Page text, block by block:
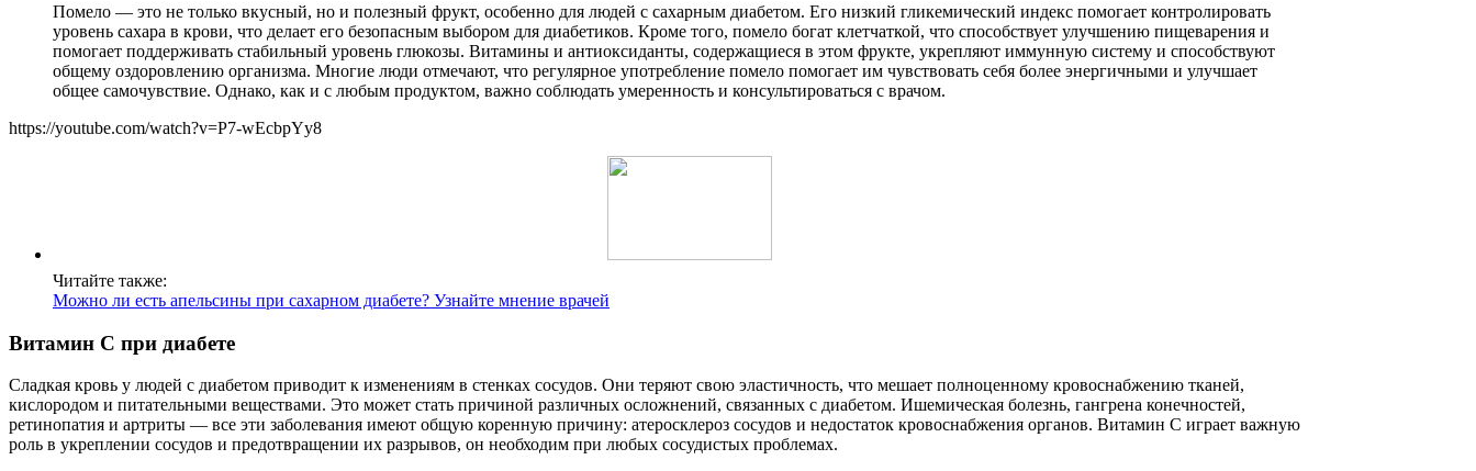
Помело — это не только вкусный, но и полезный фрукт, особенно для людей с сахарным диабетом. Его низкий гликемический индекс помогает контролировать
уровень сахара в крови, что делает его безопасным выбором для диабетиков. Кроме того, помело богат клетчаткой, что способствует улучшению пищеварения и
помогает поддерживать стабильный уровень глюкозы. Витамины и антиоксиданты, содержащиеся в этом фрукте, укрепляют иммунную систему и способствуют
общему оздоровлению организма. Многие люди отмечают, что регулярное употребление помело помогает им чувствовать себя более энергичными и улучшает
общее самочувствие. Однако, как и с любым продуктом, важно соблюдать умеренность и консультироваться с врачом.
https://youtube.com/watch?v=P7-wEcbpYy8
Читайте также:
Можно ли есть апельсины при сахарном диабете? Узнайте мнение врачей
Витамин С при диабете
Сладкая кровь у людей с диабетом приводит к изменениям в стенках сосудов. Они теряют свою эластичность, что мешает полноценному кровоснабжению тканей,
кислородом и питательными веществами. Это может стать причиной различных осложнений, связанных с диабетом. Ишемическая болезнь, гангрена конечностей,
ретинопатия и артриты — все эти заболевания имеют общую коренную причину: атеросклероз сосудов и недостаток кровоснабжения органов. Витамин С играет важную
роль в укреплении сосудов и предотвращении их разрывов, он необходим при любых сосудистых проблемах.